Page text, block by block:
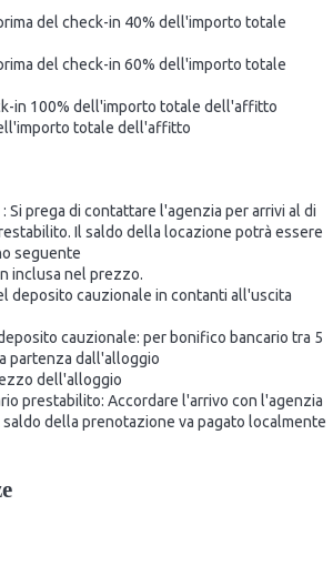
del check-in 40% dell'importo totale
del check-in 60% dell'importo totale
in 100% dell'importo totale dell'affitto
totale dell'affitto
Si prega di contattare l'agenzia per arrivi al di
Il saldo della locazione potrà essere
seguente
inclusa nel prezzo.
deposito cauzionale in contanti all'uscita
cauzionale: per bonifico bancario tra 5
partenza dall'alloggio
dell'alloggio
prestabilito: Accordare l'arrivo con l'agenzia
della prenotazione va pagato localmente